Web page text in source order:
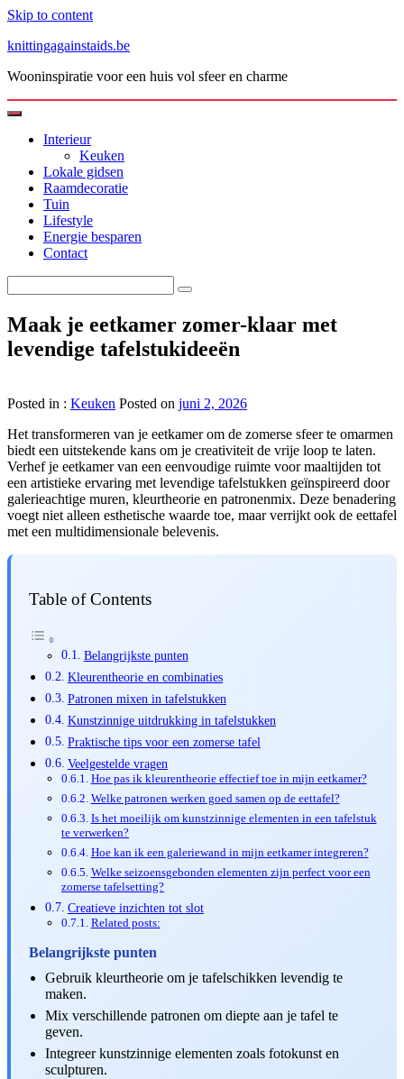
Skip to content
knittingagainstaids.be
Wooninspiratie voor een huis vol sfeer en charme
Interieur
Keuken
Lokale gidsen
Raamdecoratie
Tuin
Lifestyle
Energie besparen
Contact
Maak je eetkamer zomer-klaar met
levendige tafelstukideeën
Posted in : Keuken Posted on juni 2, 2026
Het transformeren van je eetkamer om de zomerse sfeer te omarmen
biedt een uitstekende kans om je creativiteit de vrije loop te laten.
Verhef je eetkamer van een eenvoudige ruimte voor maaltijden tot
een artistieke ervaring met levendige tafelstukken geïnspireerd door
galerieachtige muren, kleurtheorie en patronenmix. Deze benadering
voegt niet alleen esthetische waarde toe, maar verrijkt ook de eettafel
met een multidimensionale belevenis.
Table of Contents
Belangrijkste punten
Kleurentheorie en combinaties
Patronen mixen in tafelstukken
Kunstzinnige uitdrukking in tafelstukken
Praktische tips voor een zomerse tafel
Veelgestelde vragen
Hoe pas ik kleurentheorie effectief toe in mijn eetkamer?
Welke patronen werken goed samen op de eettafel?
Is het moeilijk om kunstzinnige elementen in een tafelstuk
te verwerken?
Hoe kan ik een galeriewand in mijn eetkamer integreren?
Welke seizoensgebonden elementen zijn perfect voor een
zomerse tafelsetting?
Creatieve inzichten tot slot
Related posts:
Belangrijkste punten
Gebruik kleurtheorie om je tafelschikken levendig te
maken.
Mix verschillende patronen om diepte aan je tafel te
geven.
Integreer kunstzinnige elementen zoals fotokunst en
sculpturen.